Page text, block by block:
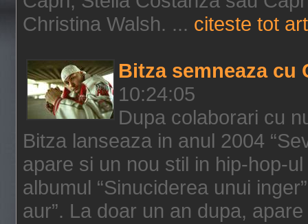
Christina Walsh. ... citeste tot
Bitza semneaza cu
10:24:05
Dupa colaborari cu
Bitza lanseaza in anul 2004
apare si un nou stil in hip-hop-
albumul “Sinuciderea unui
aur”. La doar un an dupa,